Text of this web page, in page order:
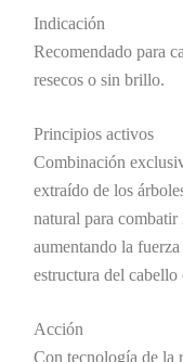
Indicación
Recomendado para
resecos o sin brillo.
Principios activos
Combinación
extraído de los
natural para combatir
aumentando la
estructura del
Acción
Con tecnología de la